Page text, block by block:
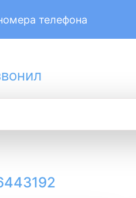
телефона